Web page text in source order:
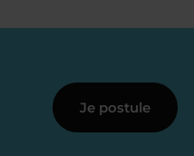
Je postule